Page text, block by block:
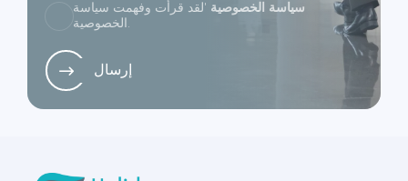
سياسة الخصوصية 'لقد قرأت وفهمت سياسة
الخصوصية.
إرسال